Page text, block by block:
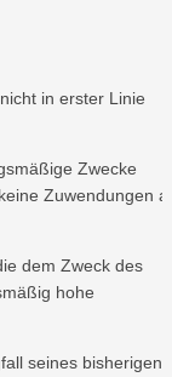
in erster Linie
Zwecke
Zuwendungen
dem Zweck des
hohe
seines bisherigen